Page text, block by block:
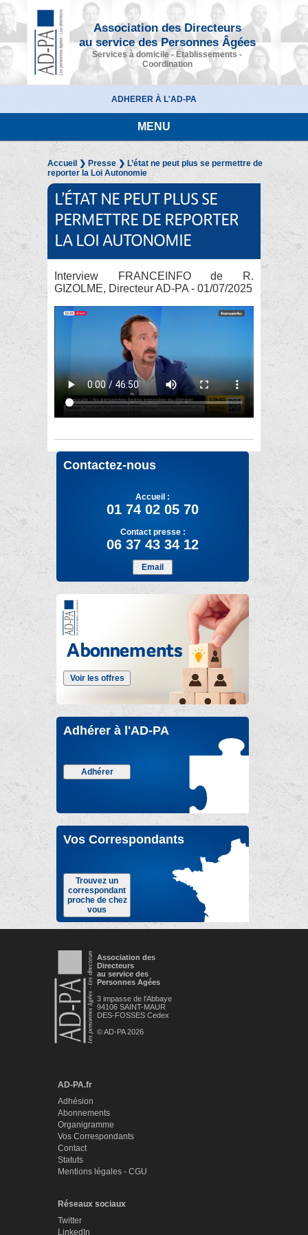
Association des Directeurs
au service des Personnes Âgées
Services à domicile - Établissements -
Coordination
ADHERER À L'AD-PA
MENU
Accueil ❯ Presse❯ L’état ne peut plus se permettre de
reporter la Loi Autonomie
L’ÉTAT NE PEUT PLUS SE
PERMETTRE DE REPORTER
LA LOI AUTONOMIE
Interview FRANCEINFO de R.
GIZOLME, Directeur AD-PA - 01/07/2025
Contactez-nous
Accueil :
01 74 02 05 70
Contact presse :
06 37 43 34 12
Email
Voir les offres
Adhérer à l'AD-PA
Adhérer
Vos Correspondants
Trouvez un
correspondant
proche de chez
vous
Association des
Directeurs
au service des
Personnes Agées
3 impasse de l'Abbaye
94106 SAINT-MAUR
DES-FOSSES Cedex
© AD-PA 2026
AD-PA.fr
Adhésion
Abonnements
Organigramme
Vos Correspondants
Contact
Statuts
Mentions légales - CGU
Réseaux sociaux
Twitter
LinkedIn